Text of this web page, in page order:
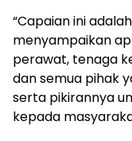
“Capaian ini
menyampaikan
perawat, tenaga
dan semua pihak
serta pikirannya
kepada